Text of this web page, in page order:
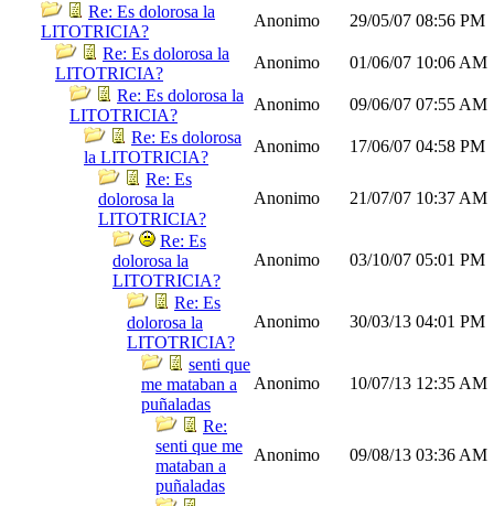
Re: Es dolorosa la
LITOTRICIA?
Anonimo 29/05/07 08:56 PM
Re: Es dolorosa la
LITOTRICIA?
Anonimo 01/06/07 10:06 AM
Re: Es dolorosa la
LITOTRICIA?
Anonimo 09/06/07 07:55 AM
Re: Es dolorosa
la LITOTRICIA?
Anonimo 17/06/07 04:58 PM
Re: Es
dolorosa la
LITOTRICIA?
Anonimo 21/07/07 10:37 AM
Re: Es
dolorosa la
LITOTRICIA?
Anonimo 03/10/07 05:01 PM
Re: Es
dolorosa la
LITOTRICIA?
Anonimo 30/03/13 04:01 PM
senti que
me mataban a
puñaladas
Anonimo 10/07/13 12:35 AM
Re:
senti que me
mataban a
puñaladas
Anonimo 09/08/13 03:36 AM